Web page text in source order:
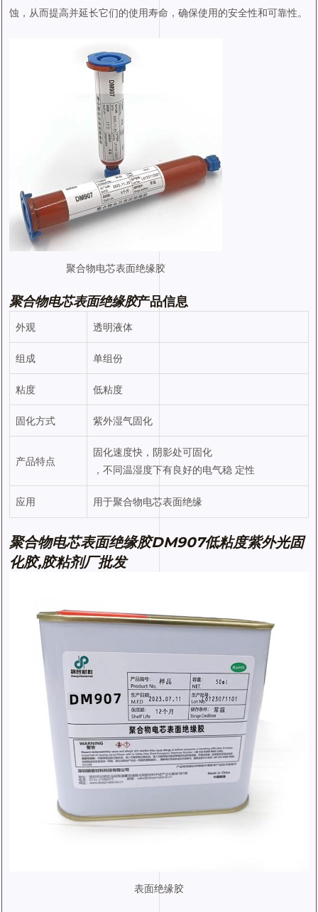
蚀，从而提高并延长它们的使用寿命，确保使用的安全性和可靠性。
聚合物电芯表面绝缘胶
聚合物电芯表面绝缘胶产品信息
外观 透明液体
组成 单组份
粘度 低粘度
固化方式 紫外湿气固化
产品特点
固化速度快，阴影处可固化
，不同温湿度下有良好的电气稳 定性
应用 用于聚合物电芯表面绝缘
聚合物电芯表面绝缘胶DM907低粘度紫外光固
化胶,胶粘剂厂批发
表面绝缘胶